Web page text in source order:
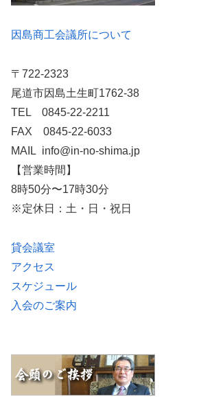
因島商工会議所について
〒722-2323
尾道市因島土生町1762-38
TEL 0845-22-2211
FAX 0845-22-6033
MAIL info@in-no-shima.jp
【営業時間】
8時50分〜17時30分
※定休日：土・日・祝日
貸会議室
アクセス
スケジュール
入会のご案内